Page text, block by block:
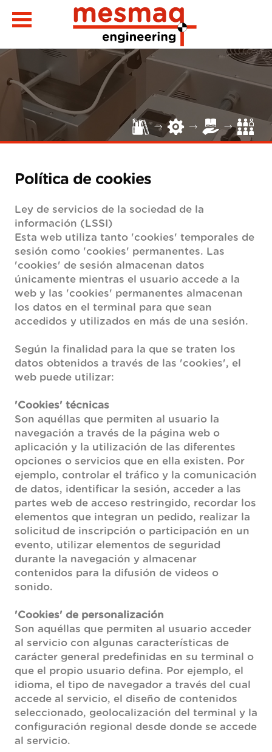
Política de cookies
Ley de servicios de la sociedad de la
información (LSSI)
Esta web utiliza tanto 'cookies' temporales de
sesión como 'cookies' permanentes. Las
'cookies' de sesión almacenan datos
únicamente mientras el usuario accede a la
web y las 'cookies' permanentes almacenan
los datos en el terminal para que sean
accedidos y utilizados en más de una sesión.
Según la finalidad para la que se traten los
datos obtenidos a través de las 'cookies', el
web puede utilizar:
'Cookies' técnicas
Son aquéllas que permiten al usuario la
navegación a través de la página web o
aplicación y la utilización de las diferentes
opciones o servicios que en ella existen. Por
ejemplo, controlar el tráfico y la comunicación
de datos, identificar la sesión, acceder a las
partes web de acceso restringido, recordar los
elementos que integran un pedido, realizar la
solicitud de inscripción o participación en un
evento, utilizar elementos de seguridad
durante la navegación y almacenar
contenidos para la difusión de videos o
sonido.
'Cookies' de personalización
Son aquéllas que permiten al usuario acceder
al servicio con algunas características de
carácter general predefinidas en su terminal o
que el propio usuario defina. Por ejemplo, el
idioma, el tipo de navegador a través del cual
accede al servicio, el diseño de contenidos
seleccionado, geolocalización del terminal y la
configuración regional desde donde se accede
al servicio.